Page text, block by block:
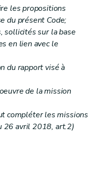
Règlement général d'urbanisme relatif aux enseignes et aux dispositifs de publicité
les propositions
du présent Code;
sollicités sur la base
en lien avec le
du rapport visé à
de la mission
compléter les missions
26 avril 2018, art.2)